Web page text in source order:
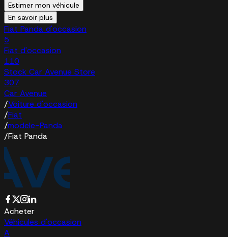
Estimer mon véhicule
En savoir plus
Fiat Panda d'occasion
5
Fiat d'occasion
110
Stock Car Avenue Store
307
Car Avenue
/Voiture d'occasion
/Fiat
/modele-Panda
/Fiat Panda
Acheter
Véhicules d'occasion
A